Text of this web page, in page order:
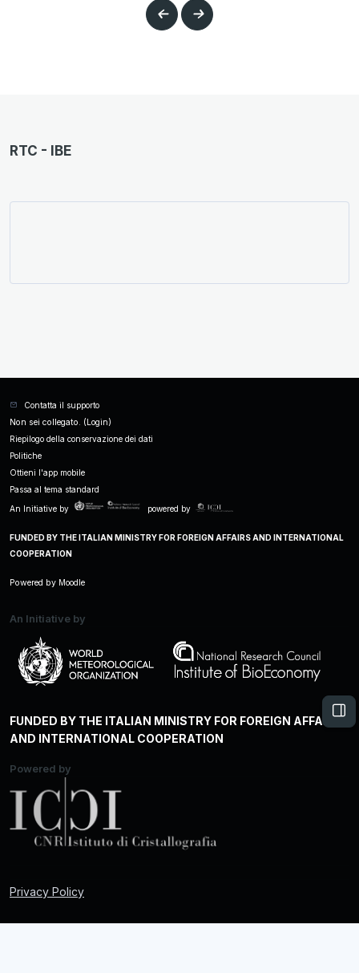
Apri
RTC - IBE
Contatta il supporto
Non sei collegato. (Login)
Riepilogo della conservazione dei dati
Politiche
Ottieni l'app mobile
Passa al tema standard
An Initiative by powered by
FUNDED BY THE ITALIAN MINISTRY FOR FOREIGN AFFAIRS AND INTERNATIONAL
COOPERATION
Powered by Moodle
An Initiative by
FUNDED BY THE ITALIAN MINISTRY FOR FOREIGN AFFAIRS
AND INTERNATIONAL COOPERATION
Powered by
Privacy Policy